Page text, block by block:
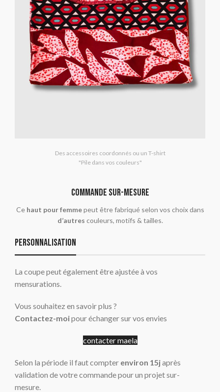
Des accessoires coordonnés ou un T-shirt
"Pile dans vos couleurs"
commande sur-mesure
Ce haut pour femmepeut être fabriqué selon vos choix dans
d’autres couleurs, motifs & tailles.
Personnalisation
La coupe peut également être ajustée à vos
mensurations.
Vous souhaitez en savoir plus ?
Contactez-moipour échanger sur vos envies
contacter maela
Selon la période il faut compter environ 15japrès
validation de votre commande pour un projet sur-
mesure.